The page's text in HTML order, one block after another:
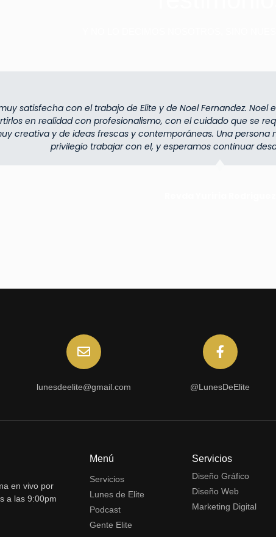
satisfecha con el trabajo de Elite y de Noel Fernandez.
en realidad con profesionalismo, con el cuidado que se
creativa y de ideas frescas y contemporáneas. Una
privilegio trabajar con el, y esperamos continuar
lunesdeelite@gmail.com @LunesDeElite
en vivo por
a las 9:00pm
Menú
Servicios
Lunes de Elite
Podcast
Gente Elite
Servicios
Diseño Gráfico
Diseño Web
Marketing Digital